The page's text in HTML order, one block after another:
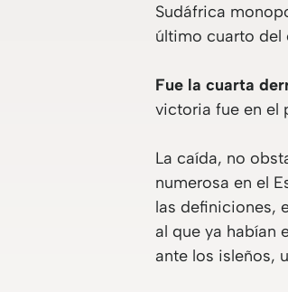
Sudáfrica
último cuarto del
Fue la cuarta
victoria fue en el
La caída, no
numerosa en el
las definiciones,
al que ya habían
ante los isleños,